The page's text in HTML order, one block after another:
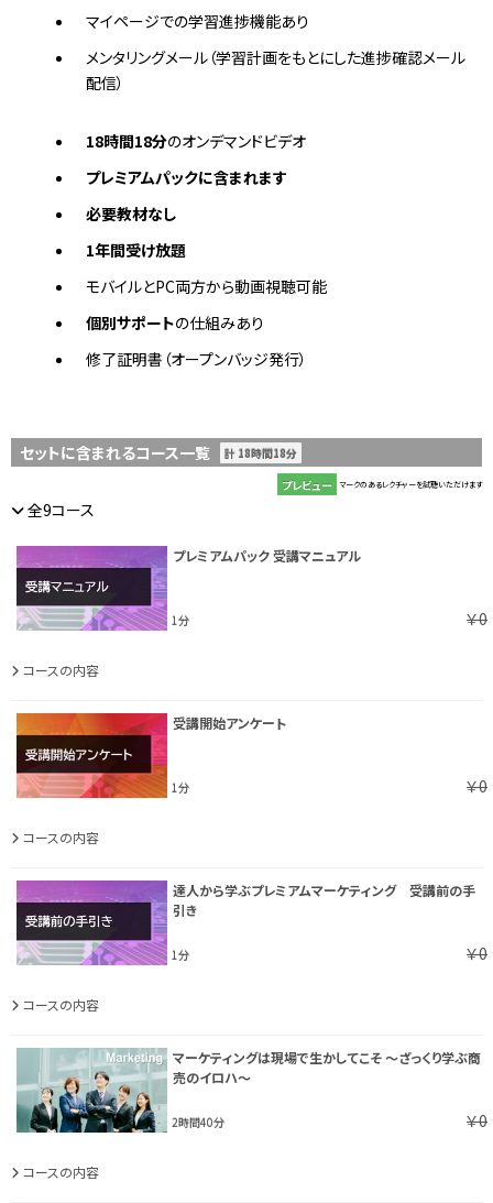
マイページでの学習進捗機能あり
メンタリングメール（学習計画をもとにした進捗確認メール
配信）
18時間18分のオンデマンドビデオ
プレミアムパックに含まれます
必要教材なし
1年間受け放題
モバイルとPC両方から動画視聴可能
個別サポートの仕組みあり
修了証明書（オープンバッジ発行）
セットに含まれるコース一覧 計 18時間18分
プレビュー マークのあるレクチャーを試聴いただけます
全9コース
プレミアムパック 受講マニュアル
1分 ￥0
コースの内容
受講開始アンケート
1分 ￥0
コースの内容
達人から学ぶプレミアムマーケティング 受講前の手
引き
1分 ￥0
コースの内容
マーケティングは現場で生かしてこそ ～ざっくり学ぶ商
売のイロハ～
2時間40分 ￥0
コースの内容